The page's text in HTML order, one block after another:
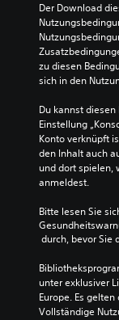
Der Download
zu diesen
sich in den
Du kannst
Einstellung
Konto verknüpft
den Inhalt auch
und dort spielen,
anmeldest.
Bitte lesen Sie
durch, bevor Sie
unter exklusiver
Europe. Es
Vollständige